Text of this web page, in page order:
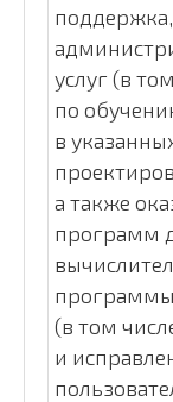
услуг (в
по
в
а также
программ
(в том
и